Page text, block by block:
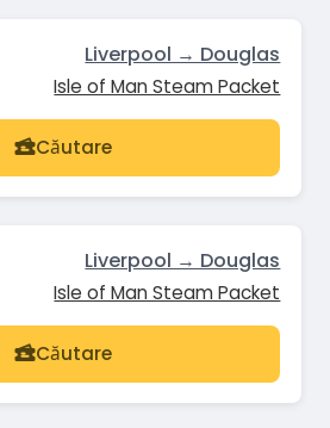
Liverpool → Douglas
Isle of Man Steam Packet
Căutare
Liverpool → Douglas
Isle of Man Steam Packet
Căutare